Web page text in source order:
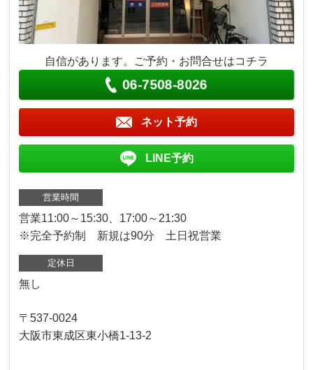
自信があります。ご予約・お問合せはコチラ
06-7508-8026
ネット予約
LINE予約
営業時間
営業11:00～15:30、17:00～21:30
※完全予約制 新規は90分 土日祝営業
定休日
無し
〒537-0024
大阪市東成区東小橋1-13-2